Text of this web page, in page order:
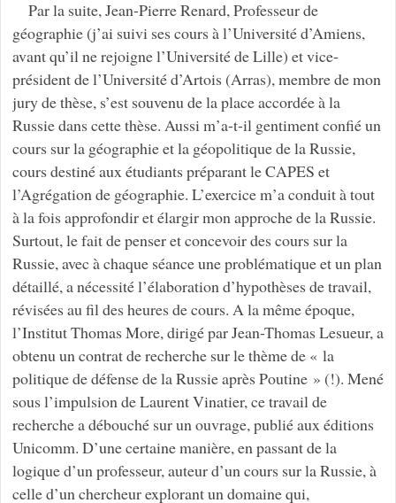
Par la suite, Jean-Pierre Renard, Professeur de
géographie (j’ai suivi ses cours à l’Université d’Amiens,
avant qu’il ne rejoigne l’Université de Lille) et vice-
président de l’Université d’Artois (Arras), membre de mon
jury de thèse, s’est souvenu de la place accordée à la
Russie dans cette thèse. Aussi m’a-t-il gentiment confié un
cours sur la géographie et la géopolitique de la Russie,
cours destiné aux étudiants préparant le CAPES et
l’Agrégation de géographie. L’exercice m’a conduit à tout
à la fois approfondir et élargir mon approche de la Russie.
Surtout, le fait de penser et concevoir des cours sur la
Russie, avec à chaque séance une problématique et un plan
détaillé, a nécessité l’élaboration d’hypothèses de travail,
révisées au fil des heures de cours. A la même époque,
l’Institut Thomas More, dirigé par Jean-Thomas Lesueur, a
obtenu un contrat de recherche sur le thème de « la
politique de défense de la Russie après Poutine » (!). Mené
sous l’impulsion de Laurent Vinatier, ce travail de
recherche a débouché sur un ouvrage, publié aux éditions
Unicomm. D’une certaine manière, en passant de la
logique d’un professeur, auteur d’un cours sur la Russie, à
celle d’un chercheur explorant un domaine qui,